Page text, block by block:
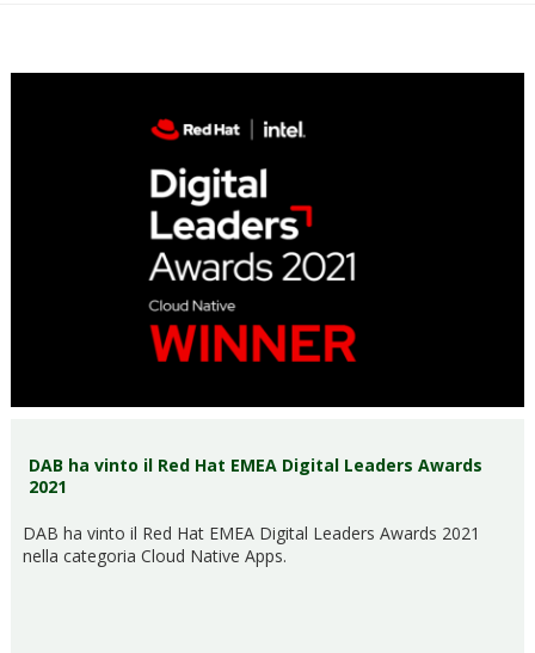
DAB ha vinto il Red Hat EMEA Digital Leaders Awards
2021
DAB ha vinto il Red Hat EMEA Digital Leaders Awards 2021
nella categoria Cloud Native Apps.